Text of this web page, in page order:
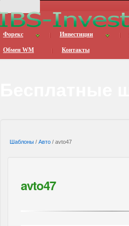
Форекс Инвестиции
Обмен WM Контакты
Шаблоны / Авто / avto47
avto47